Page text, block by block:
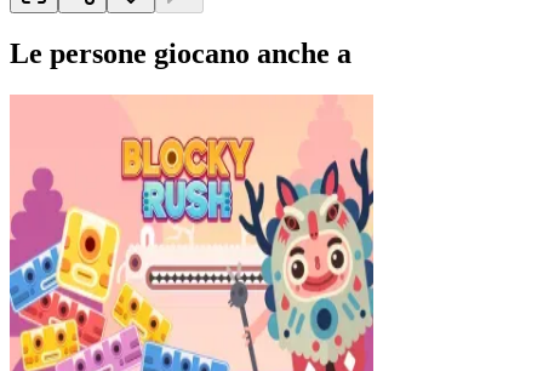
Le persone giocano anche a